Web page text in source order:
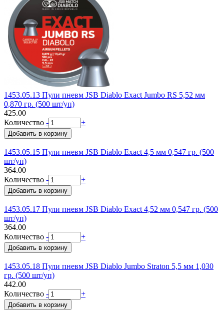
1453.05.13 Пули пневм JSB Diablo Exact Jumbo RS 5,52 мм
0,870 гр. (500 шт/уп)
425.00
Количество - +
1453.05.15 Пули пневм JSB Diablo Exact 4,5 мм 0,547 гр. (500
шт/уп)
364.00
Количество - +
1453.05.17 Пули пневм JSB Diablo Exact 4,52 мм 0,547 гр. (500
шт/уп)
364.00
Количество - +
1453.05.18 Пули пневм JSB Diablo Jumbo Straton 5,5 мм 1,030
гр. (500 шт/уп)
442.00
Количество - +